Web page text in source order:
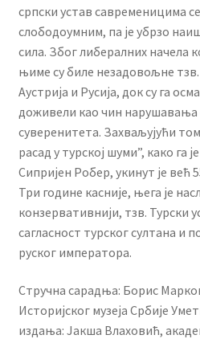
српски устав савременицима
слободоумним, па је убрзо
сила. Због либералних начела
њиме су биле незадовољне
Аустрија и Русија, док су га
доживели као чин нарушавања
суверенитета. Захваљујући
расад у турској шуми”, како га
Сипријен Робер, укинут је
Три године касније, њега је
конзервативнији, тзв. Турски
сагласност турског султана и
руског императора.
Стручна сарадња: Борис
Историјског музеја Србије
издања: Јакша Влаховић,